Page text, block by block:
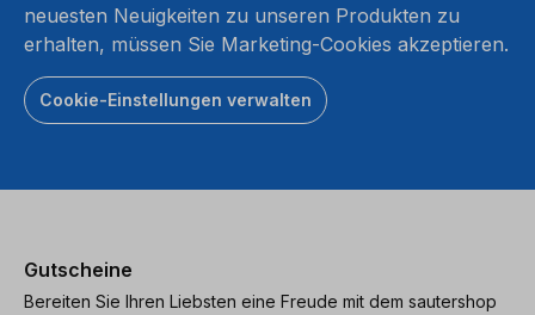
neuesten Neuigkeiten zu unseren Produkten zu
erhalten, müssen Sie Marketing-Cookies akzeptieren.
Cookie-Einstellungen verwalten
Gutscheine
Bereiten Sie Ihren Liebsten eine Freude mit dem sautershop